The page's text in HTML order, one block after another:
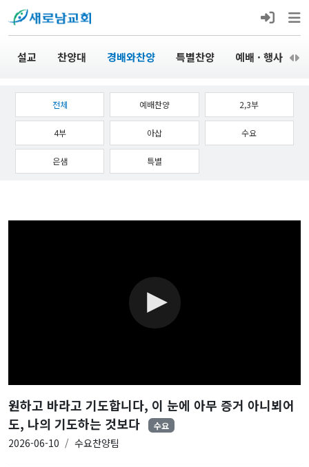
설교 찬양대 경배와찬양 특별찬양 예배 · 행사
전체 예배찬양 2,3부
4부 아삽 수요
은샘 특별
원하고 바라고 기도합니다, 이 눈에 아무 증거 아니뵈어
도, 나의 기도하는 것보다
수요
2026-06-10 수요찬양팀